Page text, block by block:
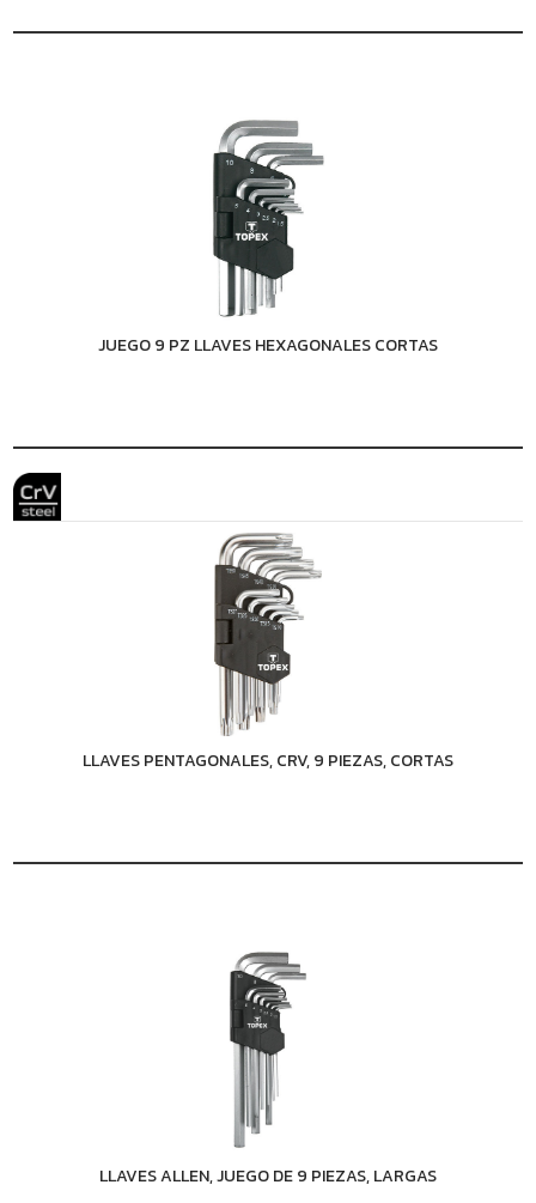
JUEGO 9 PZ LLAVES HEXAGONALES CORTAS
LLAVES PENTAGONALES, CRV, 9 PIEZAS, CORTAS
LLAVES ALLEN, JUEGO DE 9 PIEZAS, LARGAS